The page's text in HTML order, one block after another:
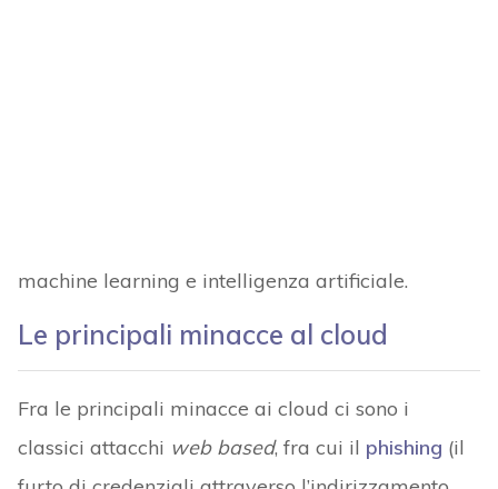
machine learning e intelligenza artificiale.
Le principali minacce al cloud
Fra le principali minacce ai cloud ci sono i
classici attacchi web based, fra cui il phishing (il